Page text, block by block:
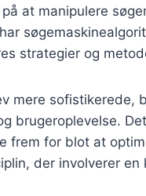
at manipulere
strategier og
mere sofistikerede,
brugeroplevelse.
frem for blot at
der involverer